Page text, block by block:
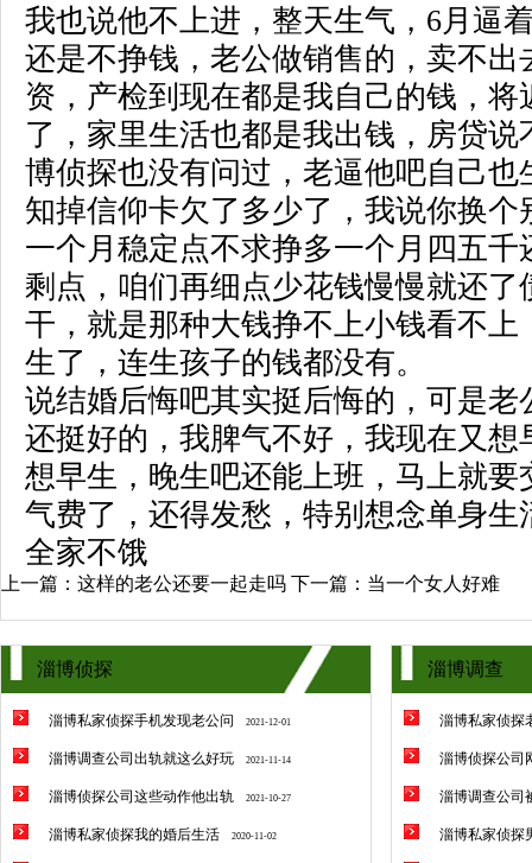
我也说他不上进，整天生气，6月逼
还是不挣钱，老公做销售的，卖不出
资，产检到现在都是我自己的钱，将
了，家里生活也都是我出钱，房贷说
博侦探也没有问过，老逼他吧自己也
知掉信仰卡欠了多少了，我说你换个
一个月稳定点不求挣多一个月四五千
剩点，咱们再细点少花钱慢慢就还了
干，就是那种大钱挣不上小钱看不上
生了，连生孩子的钱都没有。
说结婚后悔吧其实挺后悔的，可是老
还挺好的，我脾气不好，我现在又想
想早生，晚生吧还能上班，马上就要
气费了，还得发愁，特别想念单身生
全家不饿
上一篇： 这样的老公还要一起走吗 下一篇： 当一个女人好难
淄博侦探
淄博私家侦探手机发现老公问 2021-12-01
淄博调查公司出轨就这么好玩 2021-11-14
淄博侦探公司这些动作他出轨 2021-10-27
淄博私家侦探我的婚后生活 2020-11-02
淄博调查
淄博私家侦探
淄博侦探公司
淄博调查公司
淄博私家侦探